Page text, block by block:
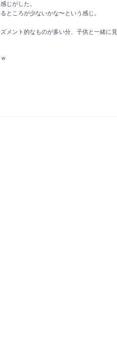
じがした。
ところが少ないかな〜という感じ。
メント的なものが多い分、子供と一緒に